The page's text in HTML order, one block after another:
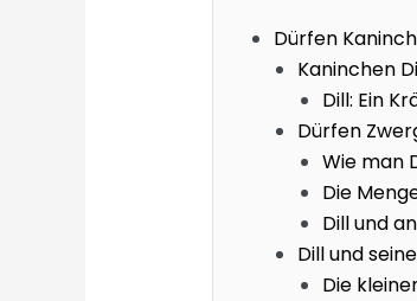
Dürfen
Kaninchen
Dill: Ein
Dürfen
Wie man
Die
Dill und
Dill und
Die